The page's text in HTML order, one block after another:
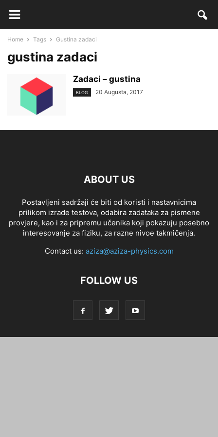
Home Tags Gustina zadaci
gustina zadaci
Zadaci – gustina
BLOG 20 Augusta, 2017
ABOUT US
Postavljeni sadržaji će biti od koristi i nastavnicima
prilikom izrade testova, odabira zadataka za pismene
provjere, kao i za pripremu učenika koji pokazuju posebno
interesovanje za fiziku, za razne nivoe takmičenja.
Contact us: aziza@aziza-physics.com
FOLLOW US